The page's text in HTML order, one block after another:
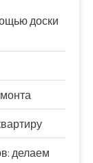
доски
делаем